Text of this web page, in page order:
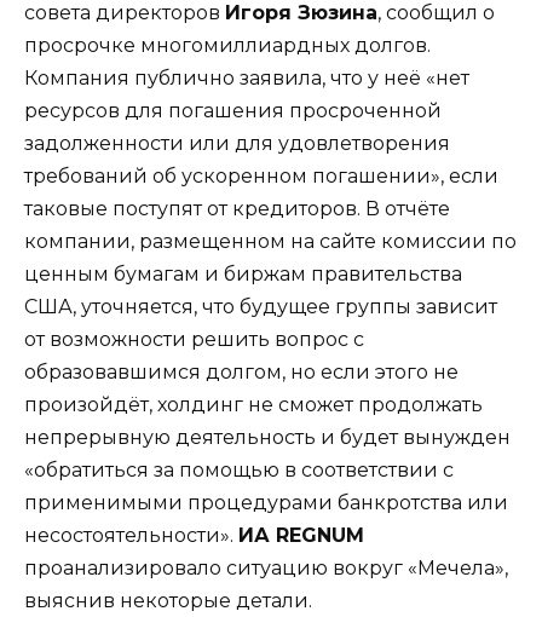
совета директоров Игоря Зюзина, сообщил о
просрочке многомиллиардных долгов.
Компания публично заявила, что у неё «нет
ресурсов для погашения просроченной
задолженности или для удовлетворения
требований об ускоренном погашении», если
таковые поступят от кредиторов. В отчёте
компании, размещенном на сайте комиссии по
ценным бумагам и биржам правительства
США, уточняется, что будущее группы зависит
от возможности решить вопрос с
образовавшимся долгом, но если этого не
произойдёт, холдинг не сможет продолжать
непрерывную деятельность и будет вынужден
«обратиться за помощью в соответствии с
применимыми процедурами банкротства или
несостоятельности». ИА REGNUM
проанализировало ситуацию вокруг «Мечела»,
выяснив некоторые детали.